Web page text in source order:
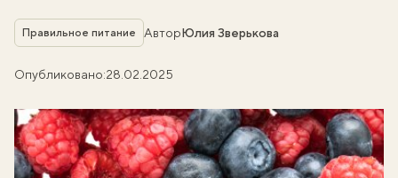
Рубрика
Правильное питание АвторЮлия Зверькова
Опубликовано:28.02.2025